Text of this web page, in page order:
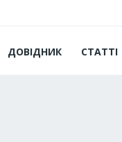
ДОВІДНИК СТАТТІ